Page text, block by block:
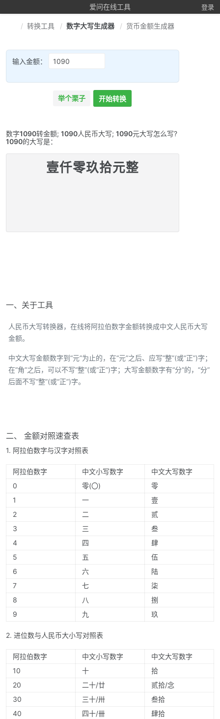
爱问在线工具 登录
转换工具 数字大写生成器 货币金额生成器
输入金额：
举个栗子 开始转换
数字1090转金额; 1090人民币大写; 1090元大写怎么写?
1090的大写是：
壹仟零玖拾元整
一、关于工具
人民币大写转换器，在线将阿拉伯数字金额转换成中文人民币大写
金额。
中文大写金额数字到“元”为止的，在“元”之后、应写“整”(或“正”)字；
在“角”之后，可以不写“整”(或“正”)字；大写金额数字有“分”的，“分”
后面不写“整”(或“正”)字。
二、 金额对照速查表
1. 阿拉伯数字与汉字对照表
阿拉伯数字 中文小写数字
中文大写数字
0
零(〇)
零
1
一
壹
2
二
贰
3
三
叁
4
四
肆
5
五
伍
6
六
陆
7
七
柒
8
八
捌
9
九 玖
2. 进位数与人民币大小写对照表
阿拉伯数字 中文小写数字
中文大写数字
10
十
拾
20
二十/廿
贰拾/念
30
三十/卅
叁拾
40
四十/卌
肆拾